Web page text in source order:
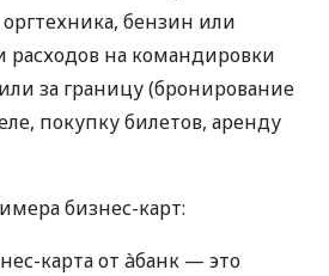
бензин или
расходов на командировки
за границу (бронирование
покупку билетов, аренду
бизнес-карт:
карта от àбанк — это